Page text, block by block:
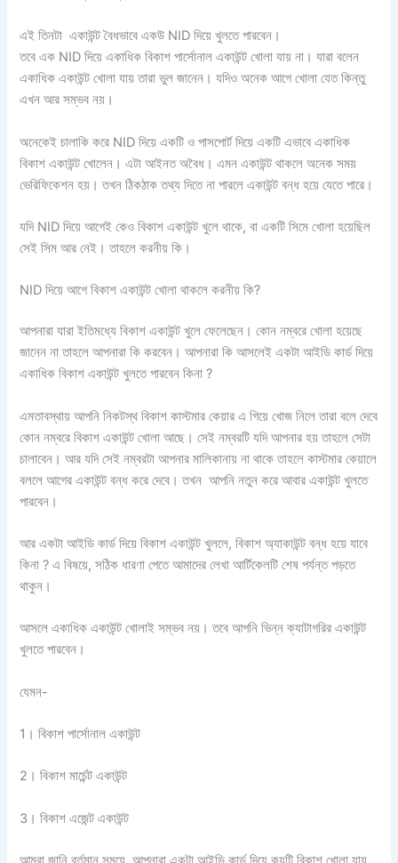
এই তিনটা একাউন্ট বৈধভাবে একউ NID দিয়ে খুলতে পারবেন।
তবে এক NID দিয়ে একাধিক বিকাশ পার্সোনাল একাউন্ট খোলা যায় না। যারা বলেন
একাধিক একাউন্ট খোলা যায় তারা ভুল জানেন। যদিও অনেক আগে খোলা যেত কিন্তু
এখন আর সম্ভব নয়।
অনেকেই চালাকি করে NID দিয়ে একটি ও পাসপোর্ট দিয়ে একটি এভাবে একাধিক
বিকাশ একাউন্ট খোলেন। এটা আইনত অবৈধ। এমন একাউন্ট থাকলে অনেক সময়
ভেরিফিকেশন হয়। তখন ঠিকঠাক তথ্য দিতে না পারলে একাউন্ট বন্ধ হয়ে যেতে পারে।
যদি NID দিয়ে আগেই কেও বিকাশ একাউন্ট খুলে থাকে, বা একটি সিমে খোলা হয়েছিল
সেই সিম আর নেই। তাহলে করনীয় কি।
NID দিয়ে আগে বিকাশ একাউন্ট খোলা থাকলে করনীয় কি?
আপনারা যারা ইতিমধ্যে বিকাশ একাউন্ট খুলে ফেলেছেন। কোন নম্বরে খোলা হয়েছে
জানেন না তাহলে আপনারা কি করবেন। আপনারা কি আসলেই একটা আইডি কার্ড দিয়ে
একাধিক বিকাশ একাউন্ট খুলতে পারবেন কিনা ?
এমতাবস্থায় আপনি নিকটস্থ বিকাশ কাস্টমার কেয়ার এ গিয়ে খোজ নিলে তারা বলে দেবে
কোন নম্বরে বিকাশ একাউন্ট খোলা আছে। সেই নম্বরটি যদি আপনার হয় তাহলে সেটা
চালাবেন। আর যদি সেই নম্বরটা আপনার মালিকানায় না থাকে তাহলে কাস্টমার কেয়ালে
বললে আগের একাউন্ট বন্ধ করে দেবে। তখন আপনি নতুন করে আবার একাউন্ট খুলতে
পারবেন।
আর একটা আইডি কার্ড দিয়ে বিকাশ একাউন্ট খুললে, বিকাশ অ্যাকাউন্ট বন্ধ হয়ে যাবে
কিনা ? এ বিষয়ে, সঠিক ধারণা পেতে আমাদের লেখা আর্টিকেলটি শেষ পর্যন্ত পড়তে
থাকুন।
আসলে একাধিক একাউন্ট খোলাই সম্ভব নয়। তবে আপনি ভিন্ন ক্যাটাগরির একাউন্ট
খুলতে পারবেন।
যেমন-
1। বিকাশ পার্সোনাল একাউন্ট
2। বিকাশ মার্চেন্ট একাউন্ট
3। বিকাশ এজেন্ট একাউন্ট